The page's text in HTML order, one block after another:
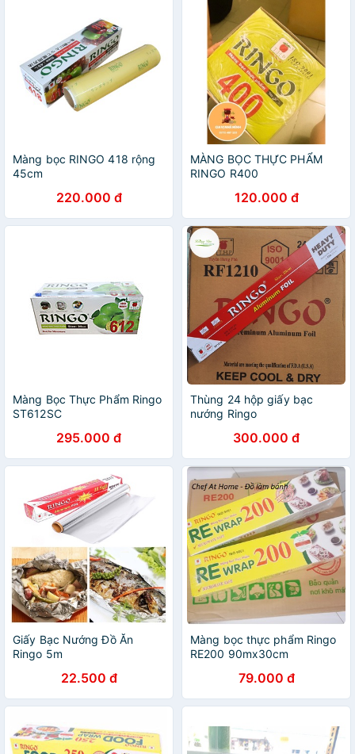
Màng bọc RINGO 418 rộng
45cm
220.000 đ
MÀNG BỌC THỰC PHẨM
RINGO R400
120.000 đ
Màng Bọc Thực Phẩm Ringo
ST612SC
295.000 đ
Thùng 24 hộp giấy bạc
nướng Ringo
300.000 đ
Giấy Bạc Nướng Đồ Ăn
Ringo 5m
22.500 đ
Màng bọc thực phẩm Ringo
RE200 90mx30cm
79.000 đ